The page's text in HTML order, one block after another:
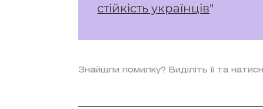
стійкість українців"
Знайшли помилку? Виділіть її та